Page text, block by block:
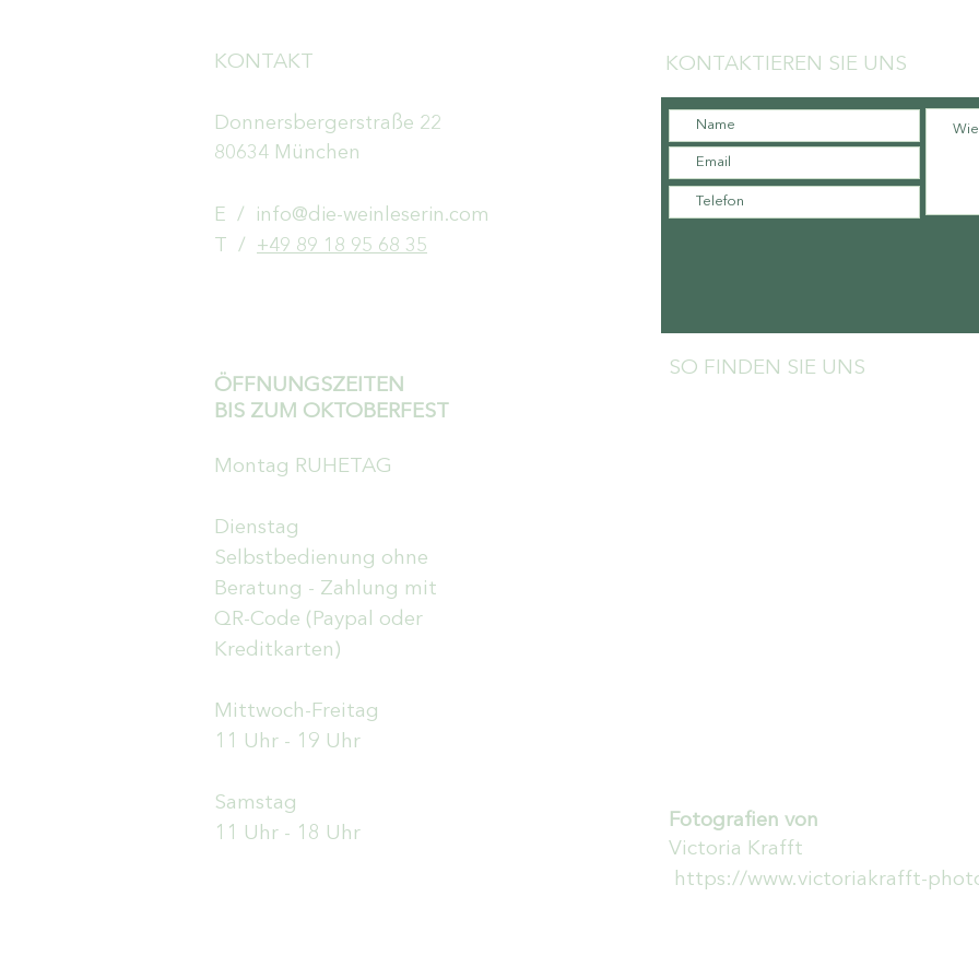
KONTAKT
Donnersbergerstraße 22
80634 München
E /
info@die-weinleserin.com
​T / +49 89 18 95 68 35
ÖFFNUNGSZEITEN
BIS ZUM OKTOBERFEST
Montag RUHETAG
Dienstag
Selbstbedienung ohne
Beratung - Zahlung mit
QR-Code (Paypal oder
Kreditkarten)
Mittwoch-Freitag
11 Uhr - 19 Uhr
Samstag
11 Uhr - 18 Uhr
KONTAKTIEREN SIE UNS
SO FINDEN SIE UNS
Fotografien von
Victoria Krafft
https://www.victoriakrafft-